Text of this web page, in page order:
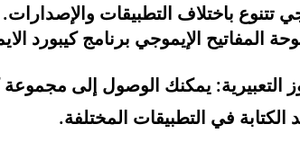
تتنوع باختلاف التطبيقات
المفاتيح الإيموجي برنامج كيبورد
يمكنك الوصول إلى مجموعة
الكتابة في التطبيقات المختلفة.